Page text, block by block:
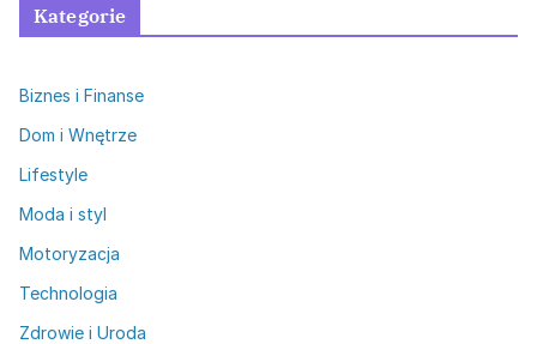
Kategorie
Biznes i Finanse
Dom i Wnętrze
Lifestyle
Moda i styl
Motoryzacja
Technologia
Zdrowie i Uroda